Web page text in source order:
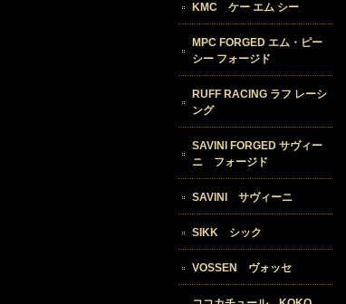
KMC ケー エム シー
MPC FORGED エム・ピー
シー フォージド
RUFF RACING ラフ レーシ
ング
SAVINI FORGED サヴィー
ニ フォージド
SAVINI サヴィーニ
SIKK シック
VOSSEN ヴォッセ